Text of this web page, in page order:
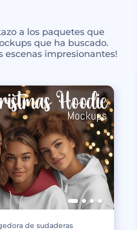
a los paquetes que
que ha buscado.
escenas impresionantes!
de sudaderas